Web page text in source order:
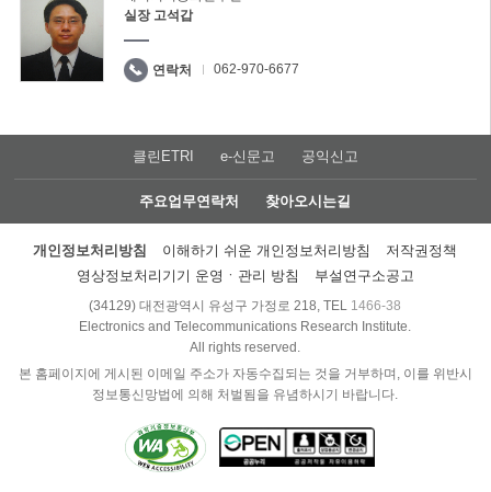
실장 고석갑
연락처 062-970-6677
클린ETRI e-신문고 공익신고
주요업무연락처 찾아오시는길
개인정보처리방침 이해하기 쉬운 개인정보처리방침
저작권정책
영상정보처리기기 운영ㆍ관리 방침
부설연구소공고
(34129) 대전광역시 유성구 가정로 218, TEL 1466-38
Electronics and Telecommunications Research Institute.
All rights reserved.
본 홈페이지에 게시된 이메일 주소가 자동수집되는 것을 거부하며, 이를 위반시
정보통신망법에 의해 처벌됨을 유념하시기 바랍니다.